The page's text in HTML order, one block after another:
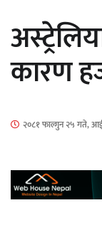
कारण
२०८१ फाल्गुन २५ गते,